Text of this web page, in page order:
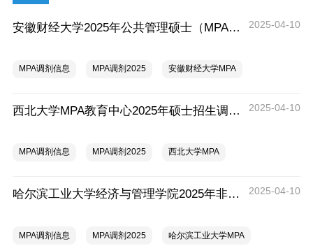
安徽财经大学2025年公共管理硕士（MPA）调剂公告 2025-04-10
MPA调剂信息 MPA调剂2025 安徽财经大学MPA
西北大学MPA教育中心2025年硕士招生调剂公告 2025-04-10
MPA调剂信息 MPA调剂2025 西北大学MPA
哈尔滨工业大学经济与管理学院2025年非全日制MPA调剂方案（第二轮） 2025-04-10
MPA调剂信息 MPA调剂2025 哈尔滨工业大学MPA